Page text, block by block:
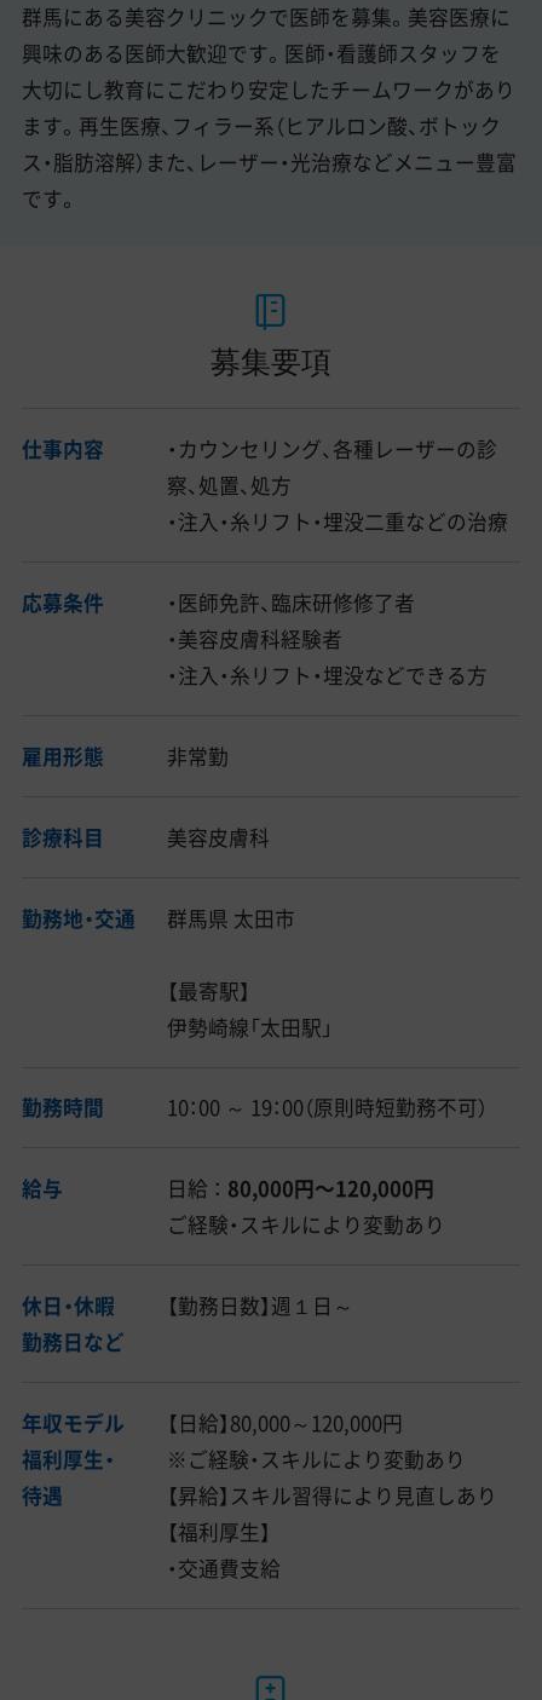
群馬にある美容クリニックで医師を募集。美容医療に
興味のある医師大歓迎です。医師・看護師スタッフを
大切にし教育にこだわり安定したチームワークがあり
ます。再生医療、フィラー系（ヒアルロン酸、ボトック
ス・脂肪溶解）また、レーザー・光治療などメニュー豊富
です。
募集要項
仕事内容
・カウンセリング、各種レーザーの診
察、処置、処方
・注入・糸リフト・埋没二重などの治療
応募条件
・医師免許、臨床研修修了者
・美容皮膚科経験者
・注入・糸リフト・埋没などできる方
雇用形態 非常勤
診療科目 美容皮膚科
勤務地・交通 群馬県 太田市
【最寄駅】
伊勢崎線「太田駅」
勤務時間 10：00 ～ 19：00（原則時短勤務不可）
給与 日給 ： 80,000円〜120,000円
ご経験・スキルにより変動あり
休日・休暇
勤務日など
【勤務日数】週１日～
年収モデル
福利厚生・
待遇
【日給】80,000～120,000円
※ご経験・スキルにより変動あり
【昇給】スキル習得により見直しあり
【福利厚生】
・交通費支給